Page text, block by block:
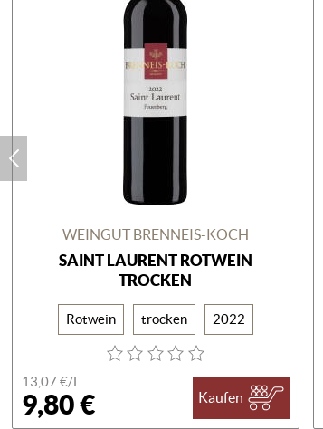
WEINGUT BRENNEIS-KOCH
SAINT LAURENT ROTWEIN
TROCKEN
Rotwein trocken 2022
13,07 €/L
9,80 € Kaufen